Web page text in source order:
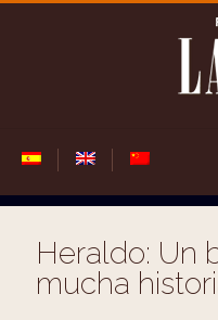
Heraldo: Un
mucha